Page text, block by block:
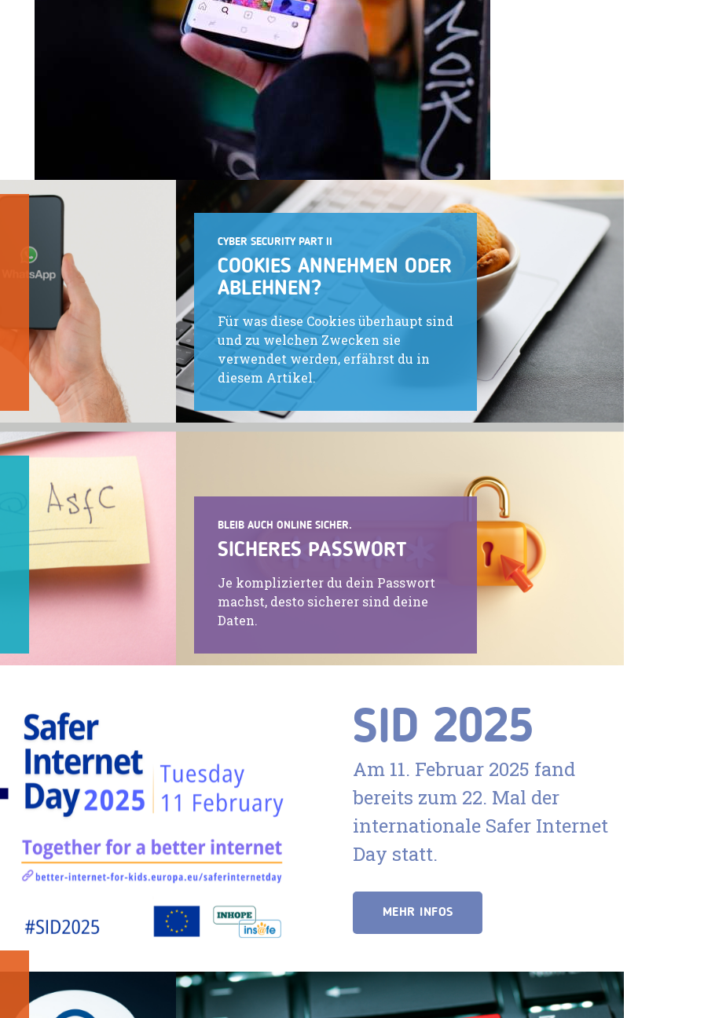
CYBER SECURITY PART II
COOKIES ANNEHMEN ODER
ABLEHNEN?
Für was diese Cookies überhaupt sind
und zu welchen Zwecken sie
verwendet werden, erfährst du in
diesem Artikel.
BLEIB AUCH ONLINE SICHER.
SICHERES PASSWORT
Je komplizierter du dein Passwort
machst, desto sicherer sind deine
Daten.
SID 2025
Am 11. Februar 2025 fand
bereits zum 22. Mal der
internationale Safer Internet
Day statt.
MEHR INFOS